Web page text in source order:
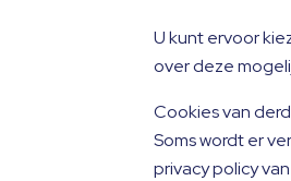
U kunt ervoor
over deze
Cookies van
Soms wordt er
privacy policy